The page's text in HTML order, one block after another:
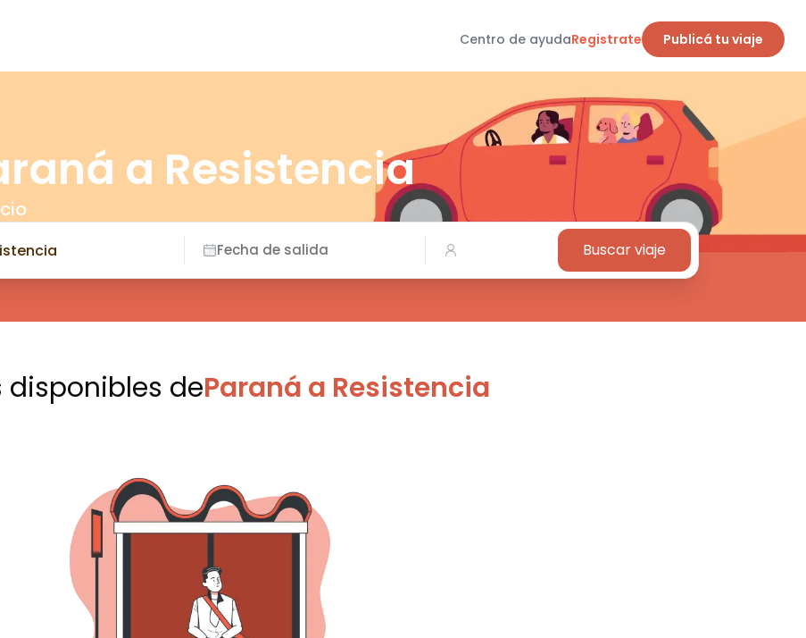
Centro de ayudaRegistrate Publicá tu viaje
a Resistencia
Fecha de salida Buscar viaje
disponibles deParaná a Resistencia